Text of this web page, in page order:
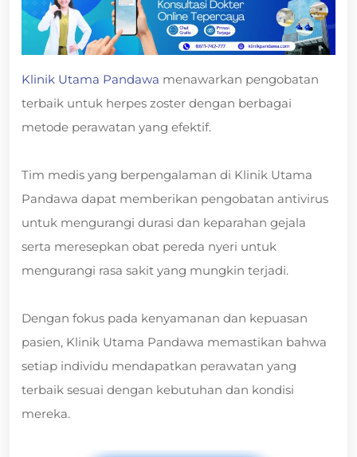
Klinik Utama Pandawa menawarkan pengobatan
terbaik untuk herpes zoster dengan berbagai
metode perawatan yang efektif.
Tim medis yang berpengalaman di Klinik Utama
Pandawa dapat memberikan pengobatan antivirus
untuk mengurangi durasi dan keparahan gejala
serta meresepkan obat pereda nyeri untuk
mengurangi rasa sakit yang mungkin terjadi.
Dengan fokus pada kenyamanan dan kepuasan
pasien, Klinik Utama Pandawa memastikan bahwa
setiap individu mendapatkan perawatan yang
terbaik sesuai dengan kebutuhan dan kondisi
mereka.